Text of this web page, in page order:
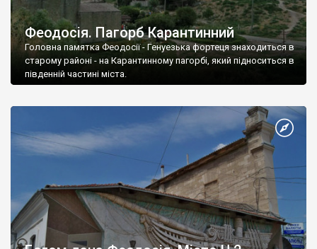
Феодосія. Пагорб Карантинний
Головна памятка Феодосії - Генуезька фортеця знаходиться в
старому районі - на Карантинному пагорбі, який підноситься в
південній частині міста.